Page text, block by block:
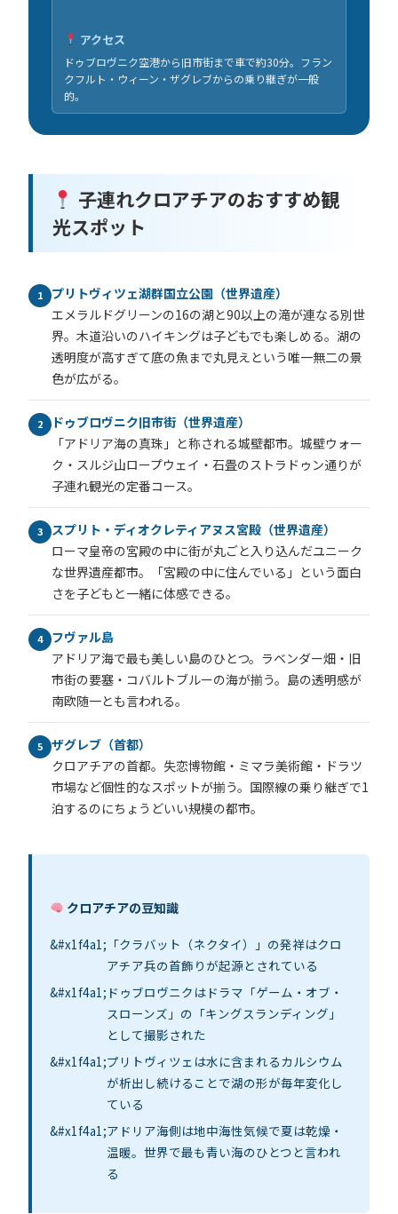
アクセス
ドゥブロヴニク空港から旧市街まで車で約30分。フラン
クフルト・ウィーン・ザグレブからの乗り継ぎが一般
的。
子連れクロアチアのおすすめ観
光スポット
1
プリトヴィツェ湖群国立公園（世界遺産）
エメラルドグリーンの16の湖と90以上の滝が連なる別世
界。木道沿いのハイキングは子どもでも楽しめる。湖の
透明度が高すぎて底の魚まで丸見えという唯一無二の景
色が広がる。
2
ドゥブロヴニク旧市街（世界遺産）
「アドリア海の真珠」と称される城壁都市。城壁ウォー
ク・スルジ山ロープウェイ・石畳のストラドゥン通りが
子連れ観光の定番コース。
3
スプリト・ディオクレティアヌス宮殿（世界遺産）
ローマ皇帝の宮殿の中に街が丸ごと入り込んだユニーク
な世界遺産都市。「宮殿の中に住んでいる」という面白
さを子どもと一緒に体感できる。
4
フヴァル島
アドリア海で最も美しい島のひとつ。ラベンダー畑・旧
市街の要塞・コバルトブルーの海が揃う。島の透明感が
南欧随一とも言われる。
5
ザグレブ（首都）
クロアチアの首都。失恋博物館・ミマラ美術館・ドラツ
市場など個性的なスポットが揃う。国際線の乗り継ぎで1
泊するのにちょうどいい規模の都市。
クロアチアの豆知識
「クラバット（ネクタイ）」の発祥はクロ
アチア兵の首飾りが起源とされている
ドゥブロヴニクはドラマ「ゲーム・オブ・
スローンズ」の「キングスランディング」
として撮影された
プリトヴィツェは水に含まれるカルシウム
が析出し続けることで湖の形が毎年変化し
ている
アドリア海側は地中海性気候で夏は乾燥・
温暖。世界で最も青い海のひとつと言われ
る